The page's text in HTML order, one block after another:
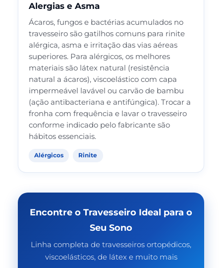
Alergias e Asma
Ácaros, fungos e bactérias acumulados no
travesseiro são gatilhos comuns para rinite
alérgica, asma e irritação das vias aéreas
superiores. Para alérgicos, os melhores
materiais são látex natural (resistência
natural a ácaros), viscoelástico com capa
impermeável lavável ou carvão de bambu
(ação antibacteriana e antifúngica). Trocar a
fronha com frequência e lavar o travesseiro
conforme indicado pelo fabricante são
hábitos essenciais.
Alérgicos Rinite
Encontre o Travesseiro Ideal para o
Seu Sono
Linha completa de travesseiros ortopédicos,
viscoelásticos, de látex e muito mais